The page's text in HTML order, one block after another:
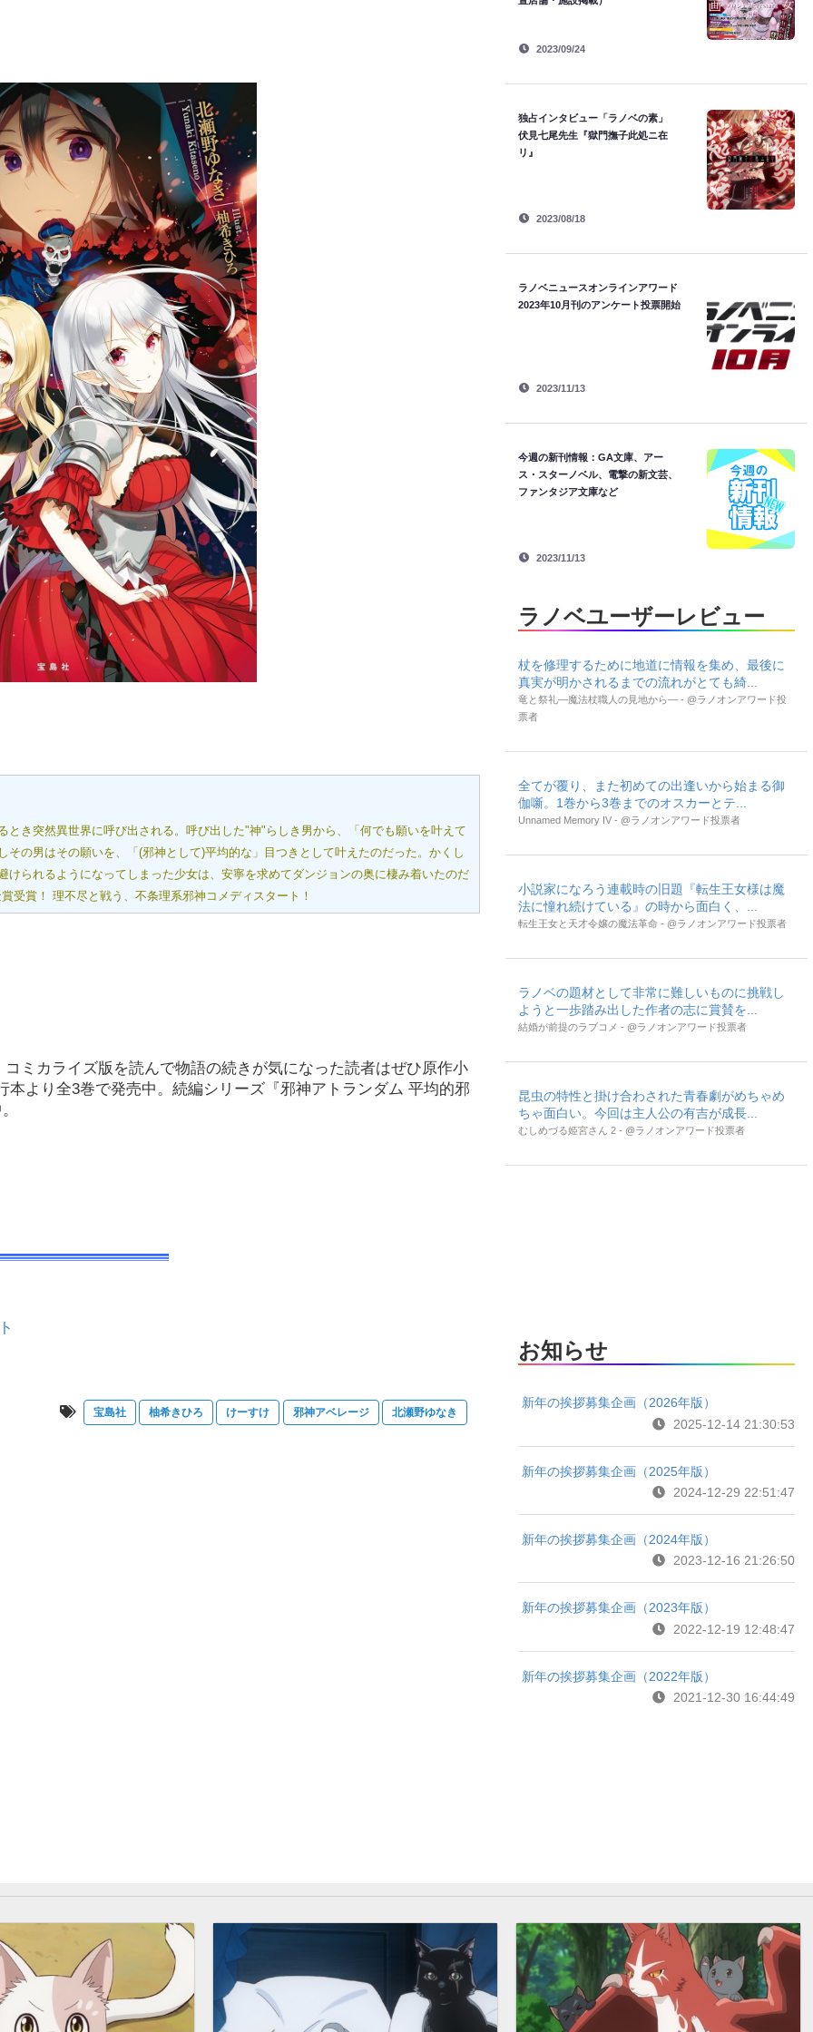
き突然異世界に呼び出される。呼び出した"神"らしき男から、「何でも願いを叶えて
の男はその願いを、「(邪神として)平均的な」目つきとして叶えたのだった。かくし
られるようになってしまった少女は、安寧を求めてダンジョンの奥に棲み着いたのだ
賞！ 理不尽と戦う、不条理系邪神コメディスタート！
ミカライズ版を読んで物語の続きが気になった読者はぜひ原作小
より全3巻で発売中。続編シリーズ『邪神アトランダム 平均的邪
宝島社 柚希きひろ けーすけ 邪神アベレージ 北瀬野ゆなき
2023/09/24
独占インタビュー「ラノベの素」
伏見七尾先生『獄門撫子此処ニ在
リ』
2023/08/18
ラノベニュースオンラインアワード
2023年10月刊のアンケート投票開始
2023/11/13
今週の新刊情報：GA文庫、アー
ス・スターノベル、電撃の新文芸、
ファンタジア文庫など
2023/11/13
ラノベユーザーレビュー
杖を修理するために地道に情報を集め、最後に
真実が明かされるまでの流れがとても綺...
竜と祭礼―魔法杖職人の見地から― - @ラノオンアワード投
票者
全てが覆り、また初めての出逢いから始まる御
伽噺。1巻から3巻までのオスカーとテ...
Unnamed Memory IV - @ラノオンアワード投票者
小説家になろう連載時の旧題『転生王女様は魔
法に憧れ続けている』の時から面白く、...
転生王女と天才令嬢の魔法革命 - @ラノオンアワード投票者
ラノベの題材として非常に難しいものに挑戦し
ようと一歩踏み出した作者の志に賞賛を...
結婚が前提のラブコメ - @ラノオンアワード投票者
昆虫の特性と掛け合わされた青春劇がめちゃめ
ちゃ面白い。今回は主人公の有吉が成長...
むしめづる姫宮さん 2 - @ラノオンアワード投票者
お知らせ
新年の挨拶募集企画（2026年版）
2025-12-14 21:30:53
新年の挨拶募集企画（2025年版）
2024-12-29 22:51:47
新年の挨拶募集企画（2024年版）
2023-12-16 21:26:50
新年の挨拶募集企画（2023年版）
2022-12-19 12:48:47
新年の挨拶募集企画（2022年版）
2021-12-30 16:44:49